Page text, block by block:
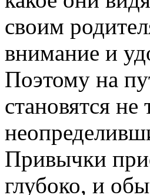
своим
внимание и
Поэтому на
становятся
Привычки
глубоко, и